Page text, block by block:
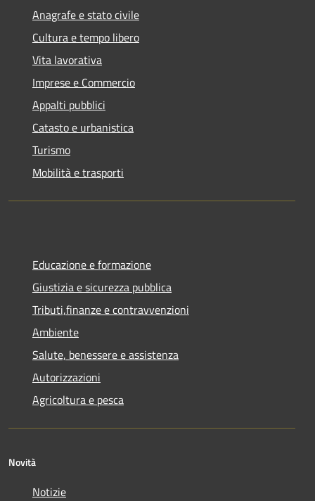
Anagrafe e stato civile
Cultura e tempo libero
Vita lavorativa
Imprese e Commercio
Appalti pubblici
Catasto e urbanistica
Turismo
Mobilità e trasporti
Educazione e formazione
Giustizia e sicurezza pubblica
Tributi,finanze e contravvenzioni
Ambiente
Salute, benessere e assistenza
Autorizzazioni
Agricoltura e pesca
Novità
Notizie